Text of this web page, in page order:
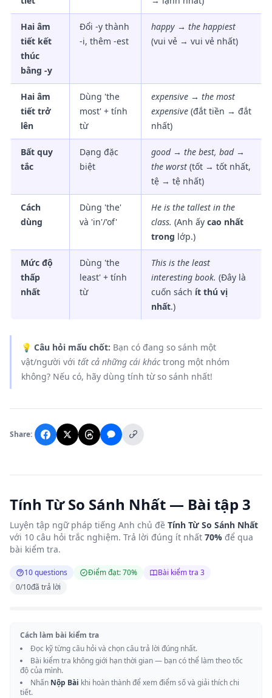
Hai âm
tiết kết
thúc
bằng -y
Đổi -y thành
-i, thêm -est
happy → the happiest
(vui vẻ → vui vẻ nhất)
Hai âm
tiết trở
lên
Dùng 'the
most' + tính
từ
expensive → the most
expensive (đắt tiền → đắt
nhất)
Bất quy
tắc
Dạng đặc
biệt
good → the best, bad →
the worst (tốt → tốt nhất,
tệ → tệ nhất)
Cách
dùng
Dùng 'the'
và 'in'/'of'
He is the tallest in the
class. (Anh ấy cao nhất
trong lớp.)
Mức độ
thấp
nhất
Dùng 'the
least' + tính
từ
This is the least
interesting book. (Đây là
cuốn sách ít thú vị
nhất.)
💡 Câu hỏi mấu chốt: Bạn có đang so sánh một
vật/người với tất cả những cái kháctrong một nhóm
không? Nếu có, hãy dùng tính từ so sánh nhất!
Share:
Tính Từ So Sánh Nhất — Bài tập 3
Luyện tập ngữ pháp tiếng Anh chủ đề Tính Từ So Sánh Nhất
với 10 câu hỏi trắc nghiệm. Trả lời đúng ít nhất 70% để qua
bài kiểm tra.
10 questions Điểm đạt: 70%
Bài kiểm tra 3
0/10đã trả lời
Cách làm bài kiểm tra
Đọc kỹ từng câu hỏi và chọn câu trả lời đúng nhất.
Bài kiểm tra không giới hạn thời gian — bạn có thể làm theo tốc
độ của mình.
Nhấn Nộp Bài khi hoàn thành để xem điểm số và giải thích chi
tiết.